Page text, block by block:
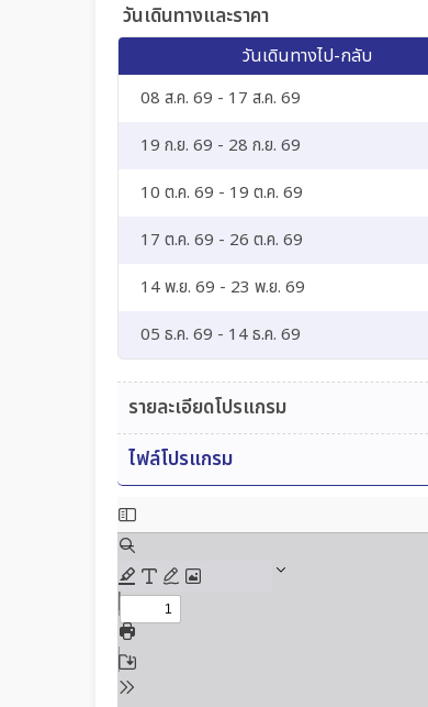
วันเดินทางและราคา
วันเดินทางไป-กลับ
08 ส.ค. 69 - 17 ส.ค. 69
19 ก.ย. 69 - 28 ก.ย. 69
10 ต.ค. 69 - 19 ต.ค. 69
17 ต.ค. 69 - 26 ต.ค. 69
14 พ.ย. 69 - 23 พ.ย. 69
05 ธ.ค. 69 - 14 ธ.ค. 69
รายละเอียดโปรแกรม
ไฟล์โปรแกรม